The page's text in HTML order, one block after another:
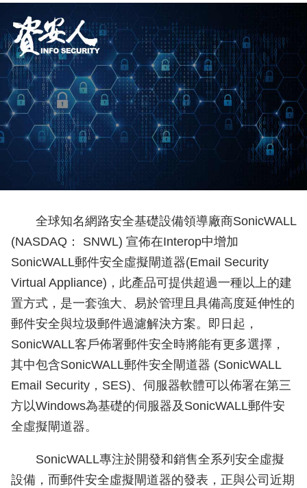
全球知名網路安全基礎設備領導廠商SonicWALL
(NASDAQ： SNWL) 宣佈在Interop中增加
SonicWALL郵件安全虛擬閘道器(Email Security
Virtual Appliance)，此產品可提供超過一種以上的建
置方式，是一套強大、易於管理且具備高度延伸性的
郵件安全與垃圾郵件過濾解決方案。即日起，
SonicWALL客戶佈署郵件安全時將能有更多選擇，
其中包含SonicWALL郵件安全閘道器 (SonicWALL
Email Security，SES)、伺服器軟體可以佈署在第三
方以Windows為基礎的伺服器及SonicWALL郵件安
全虛擬閘道器。
SonicWALL專注於開發和銷售全系列安全虛擬
設備，而郵件安全虛擬閘道器的發表，正與公司近期